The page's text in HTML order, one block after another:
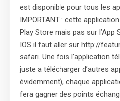
est disponible pour tous les
IMPORTANT : cette
Play Store mais pas sur l’App
IOS il faut aller sur http://
safari. Une fois l’application
juste a télécharger d’autres
évidemment), chaque
fera gagner des points